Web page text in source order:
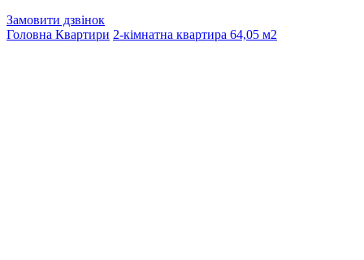
Замовити дзвінок
Головна Квартири 2-кімнатна квартира 64,05 м2